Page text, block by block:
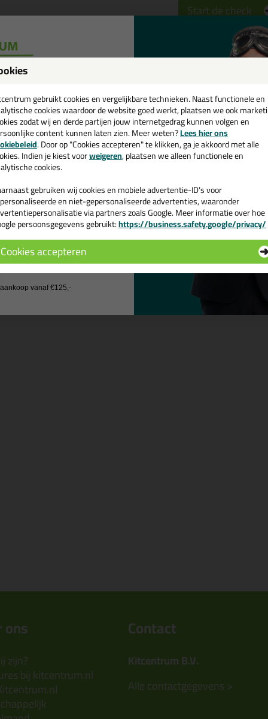
Start de check
Omschrijving Specificaties
PRO Blokwitter Hout in 5 x
de ANZA PRO Blokwitter Hout in 5 x 15cm breed vandaag nog!
je meer weten over de toepassing en kenmerken van dit product?Lees
& tricks voor ANZA PRO Blokwitter Hout
volgende blogs wordt dit product gebruikt:
Dit is hoe je buisdoorvoeren waterdicht af kunt dichten!
ons
zijn?
bij kitcentrum.nl
Contact
Kitcentrum B.V.
Alle contactgegevens >
gebruikt cookies en vergelijkbare technieken. Naast functionele en
cookies waardoor de website goed werkt, plaatsen we ook
zodat wij en derde partijen jouw internetgedrag kunnen volgen en
content kunnen laten zien. Meer weten?Lees hier ons
. Door op "Cookies accepteren" te klikken, ga je akkoord met alle
Indien je kiest voorweigeren, plaatsen we alleen functionele en
cookies.
gebruiken wij cookies en mobiele advertentie-ID’s voor
en niet-gepersonaliseerde advertenties, waaronder
via partners zoals Google. Meer informatie over hoe
persoonsgegevens gebruikt:https://business.safety.google/privacy/
Cookies accepteren
💚
en ontvang een
€35,-bij je eerste bestelling!
de actiecode ›
geen cadeau
vanaf €125,-